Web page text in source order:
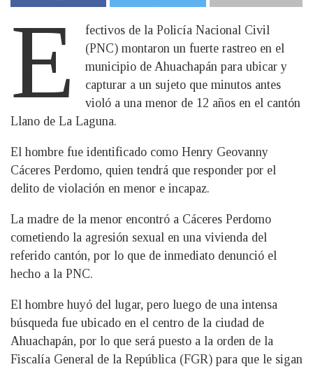
E
fectivos de la Policía Nacional Civil
(PNC) montaron un fuerte rastreo en el
municipio de Ahuachapán para ubicar y
capturar a un sujeto que minutos antes
violó a una menor de 12 años en el cantón
Llano de La Laguna.
El hombre fue identificado como Henry Geovanny
Cáceres Perdomo, quien tendrá que responder por el
delito de violación en menor e incapaz.
La madre de la menor encontró a Cáceres Perdomo
cometiendo la agresión sexual en una vivienda del
referido cantón, por lo que de inmediato denunció el
hecho a la PNC.
El hombre huyó del lugar, pero luego de una intensa
búsqueda fue ubicado en el centro de la ciudad de
Ahuachapán, por lo que será puesto a la orden de la
Fiscalía General de la República (FGR) para que le sigan